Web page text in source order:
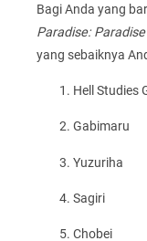
Bagi Anda yang
Paradise:
yang sebaiknya
Hell Studies
Gabimaru
Yuzuriha
Sagiri
Chobei